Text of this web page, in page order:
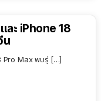
ละ iPhone 18
น
Pro Max พบรุ่ […]